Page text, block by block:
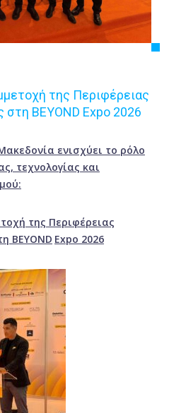
της Περιφέρειας
BEYOND Expo 2026
ενισχύει το ρόλο
τεχνολογίας και
της Περιφέρειας
BEYOND Expo 2026